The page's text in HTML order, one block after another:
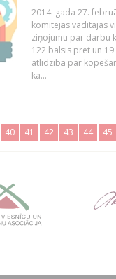
2014. gada 27.
komitejas vadītājas
ziņojumu par darbu
122 balsis pret un
atlīdzība par
ka...
40 41 42 43 44 45